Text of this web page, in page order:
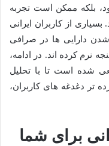
بلکه ممکن است تجربه
از کاربران ایرانی
شدن دارایی ها در صرافی
نرم کرده اند. در ادامه،
شده است تا با تحلیل
تر دغدغه های کاربران،
برای شما